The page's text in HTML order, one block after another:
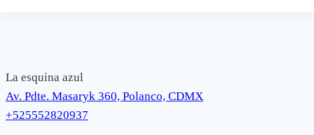
La esquina azul
Av. Pdte. Masaryk 360, Polanco, CDMX
+525552820937